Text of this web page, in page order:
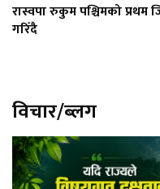
रास्वपा रुकुम पश्चिमको
गरिँदै
विचार/ब्लग